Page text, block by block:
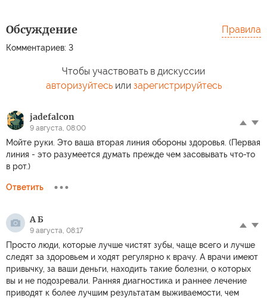
Обсуждение
Комментариев: 3
Правила
Чтобы участвовать в дискуссии
авторизуйтесьили зарегистрируйтесь
jadefalcon
9 августа, 08:00
Мойте руки. Это ваша вторая линия обороны здоровья. (Первая
линия - это разумеется думать прежде чем засовывать что-то
в рот.)
Ответить
А Б
9 августа, 08:17
Просто люди, которые лучше чистят зубы, чаще всего и лучше
следят за здоровьем и ходят регулярно к врачу. А врачи имеют
привычку, за ваши деньги, находить такие болезни, о которых
вы и не подозревали. Ранняя диагностика и раннее лечение
приводят к более лучшим результатам выживаемости, чем